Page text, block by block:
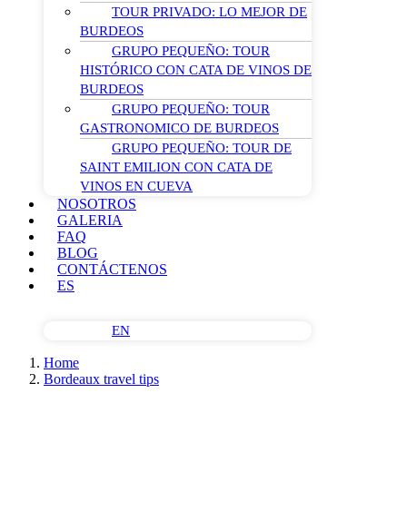
TOUR PRIVADO: LO MEJOR DE
BURDEOS
GRUPO PEQUEÑO: TOUR
HISTÓRICO CON CATA DE VINOS DE
BURDEOS
GRUPO PEQUEÑO: TOUR
GASTRONOMICO DE BURDEOS
GRUPO PEQUEÑO: TOUR DE
SAINT EMILION CON CATA DE
VINOS EN CUEVA
NOSOTROS
GALERIA
FAQ
BLOG
CONTÁCTENOS
ES
EN
Home
Bordeaux travel tips